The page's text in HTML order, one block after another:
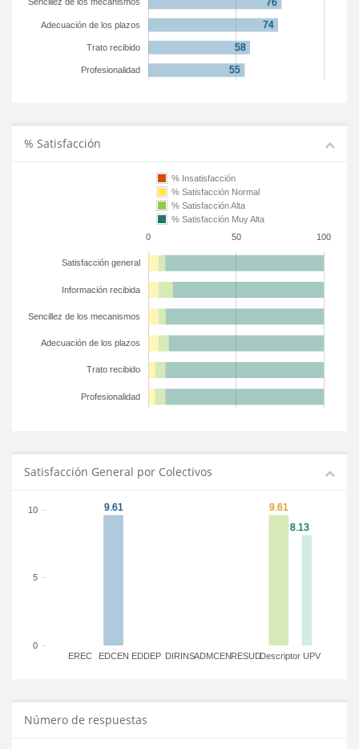
Adecuación de los plazos
Trato recibido
Profesionalidad
% Satisfacción
0 50 100
Satisfacción general
Información recibida
Sencillez de los mecanismos
Adecuación de los plazos
Trato recibido
Profesionalidad
% Insatisfacción
% Satisfacción Normal
% Satisfacción Alta
% Satisfacción Muy Alta
Satisfacción General por Colectivos
EREC EDCEN EDDEP DIRINSADMCENRESUDDescriptor UPV
0
5
10
Número de respuestas